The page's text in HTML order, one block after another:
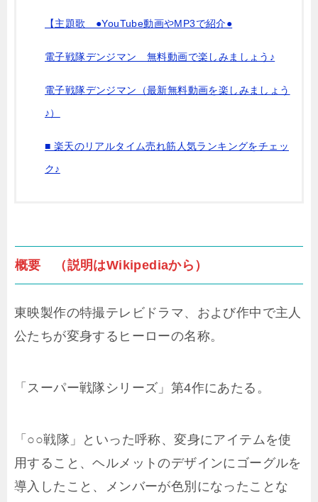
【主題歌 ●YouTube動画やMP3で紹介●
電子戦隊デンジマン 無料動画で楽しみましょう♪
電子戦隊デンジマン（最新無料動画を楽しみましょう
♪）
■ 楽天のリアルタイム売れ筋人気ランキングをチェッ
ク♪
概要 （説明はWikipediaから）
東映製作の特撮テレビドラマ、および作中で主人
公たちが変身するヒーローの名称。
「スーパー戦隊シリーズ」第4作にあたる。
「○○戦隊」といった呼称、変身にアイテムを使
用すること、ヘルメットのデザインにゴーグルを
導入したこと、メンバーが色別になったことな